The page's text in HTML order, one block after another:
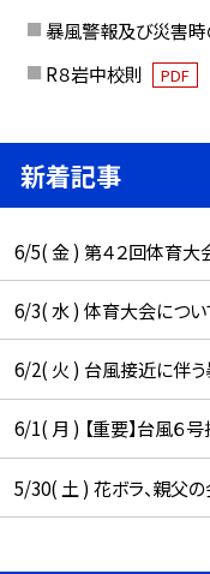
暴風警報及び災害
R８岩中校則 PDF
新着記事
6/5( 金 ) 第４２回体育大
6/3( 水 ) 体育大会につい
6/2( 火 ) 台風接近に伴
6/1( 月 ) 【重要】台風６
5/30( 土 ) 花ボラ、親父